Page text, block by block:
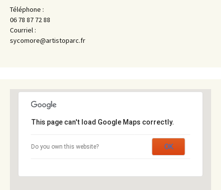
Téléphone :
06 78 87 72 88
Courriel :
sycomore@artistoparc.fr
This page can't load Google Maps correctly.
Do you own this website? OK